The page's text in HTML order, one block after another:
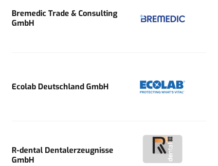
Bremedic Trade & Consulting
GmbH
Ecolab Deutschland GmbH
R-dental Dentalerzeugnisse
GmbH